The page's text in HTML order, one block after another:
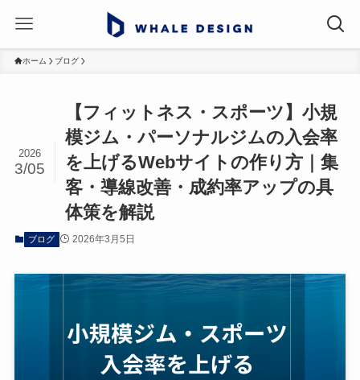
ホーム ブログ
【フィットネス・スポーツ】小規
模ジム・パーソナルジムの入会率
を上げるWebサイトの作り方｜集
客・導線改善・成約率アップの具
体策を解説
2026
3/05
ブログ 2026年3月5日